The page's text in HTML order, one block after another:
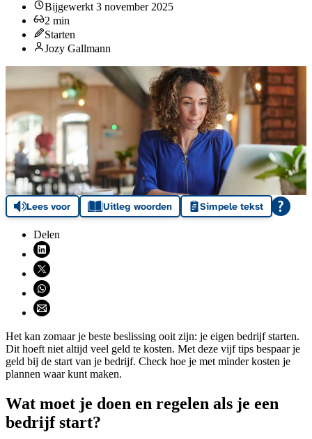
Bijgewerkt 3 november 2025
2 min
Starten
Jozy Gallmann
Lees voor Uitleg woorden Simpele tekst
Delen
Deel via LinkedIn (opent nieuw venster)
Deel via X (opent nieuw venster)
Deel via WhatsApp (opent WhatsApp)
Deel via email (opent email programma)
Het kan zomaar je beste beslissing ooit zijn: je eigen bedrijf starten.
Dit hoeft niet altijd veel geld te kosten. Met deze vijf tips bespaar je
geld bij de start van je bedrijf. Check hoe je met minder kosten je
plannen waar kunt maken.
Wat moet je doen en regelen als je een
bedrijf start?